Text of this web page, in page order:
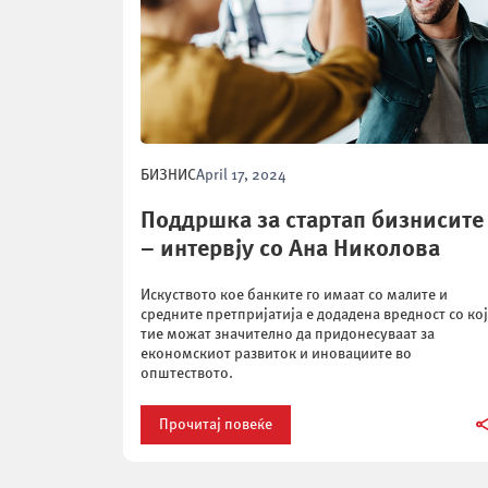
БИЗНИСApril 17, 2024
Поддршка за стартап бизнисите
– интервју со Ана Николова
Искуството кое банките го имаат со малите и
средните претпријатија е додадена вредност со
тие можат значително да придонесуваат за
економскиот развиток и иновациите во
општеството.
Прочитај повеќе